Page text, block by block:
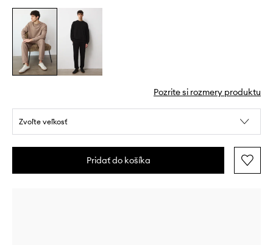
Pozrite si rozmery produktu
Zvoľte veľkosť
Pridať do košíka